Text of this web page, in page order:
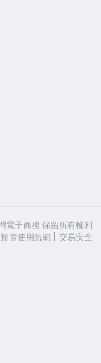
電子商務 保留所有權利
拍賣使用規範 交易安全